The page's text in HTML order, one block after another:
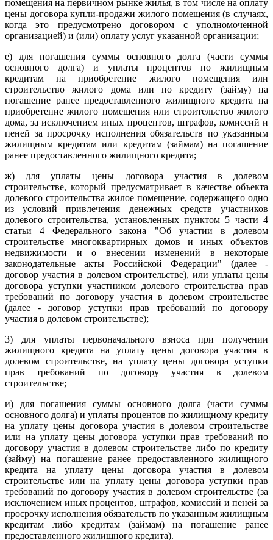
помещения на первичном рынке жилья, в том числе на оплату
цены договора купли-продажи жилого помещения (в случаях,
когда это предусмотрено договором с уполномоченной
организацией) и (или) оплату услуг указанной организации;
е) для погашения суммы основного долга (части суммы
основного долга) и уплаты процентов по жилищным
кредитам на приобретение жилого помещения или
строительство жилого дома или по кредиту (займу) на
погашение ранее предоставленного жилищного кредита на
приобретение жилого помещения или строительство жилого
дома, за исключением иных процентов, штрафов, комиссий и
пеней за просрочку исполнения обязательств по указанным
жилищным кредитам или кредитам (займам) на погашение
ранее предоставленного жилищного кредита;
ж) для уплаты цены договора участия в долевом
строительстве, который предусматривает в качестве объекта
долевого строительства жилое помещение, содержащего одно
из условий привлечения денежных средств участников
долевого строительства, установленных пунктом 5 части 4
статьи 4 Федерального закона "Об участии в долевом
строительстве многоквартирных домов и иных объектов
недвижимости и о внесении изменений в некоторые
законодательные акты Российской Федерации" (далее -
договор участия в долевом строительстве), или уплаты цены
договора уступки участником долевого строительства прав
требований по договору участия в долевом строительстве
(далее - договор уступки прав требований по договору
участия в долевом строительстве);
3) для уплаты первоначального взноса при получении
жилищного кредита на уплату цены договора участия в
долевом строительстве, на уплату цены договора уступки
прав требований по договору участия в долевом
строительстве;
и) для погашения суммы основного долга (части суммы
основного долга) и уплаты процентов по жилищному кредиту
на уплату цены договора участия в долевом строительстве
или на уплату цены договора уступки прав требований по
договору участия в долевом строительстве либо по кредиту
(займу) на погашение ранее предоставленного жилищного
кредита на уплату цены договора участия в долевом
строительстве или на уплату цены договора уступки прав
требований по договору участия в долевом строительстве (за
исключением иных процентов, штрафов, комиссий и пеней за
просрочку исполнения обязательств по указанным жилищным
кредитам либо кредитам (займам) на погашение ранее
предоставленного жилищного кредита).